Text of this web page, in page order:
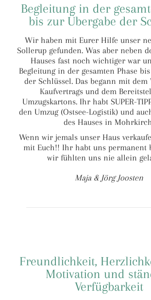
Begleitung in der
bis zur Übergabe der
Wir haben mit Eurer Hilfe unser
Sollerup gefunden. Was aber neben
Hauses fast noch wichtiger war
Begleitung in der gesamten Phase
der Schlüssel. Das begann mit dem
Kaufvertrags und dem
Umzugskartons. Ihr habt SUPER-
den Umzug (Ostsee-Logistik) und
des Hauses in
Wenn wir jemals unser Haus
mit Euch!! Ihr habt uns permanent
wir fühlten uns nie allein
Maja & Jörg Joosten
Freundlichkeit,
Motivation und
Verfügbarkeit